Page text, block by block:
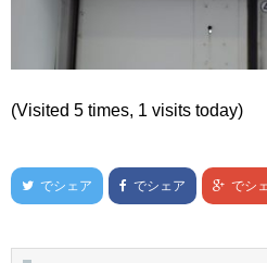
(Visited 5 times, 1 visits today)
でシェア でシェア でシ